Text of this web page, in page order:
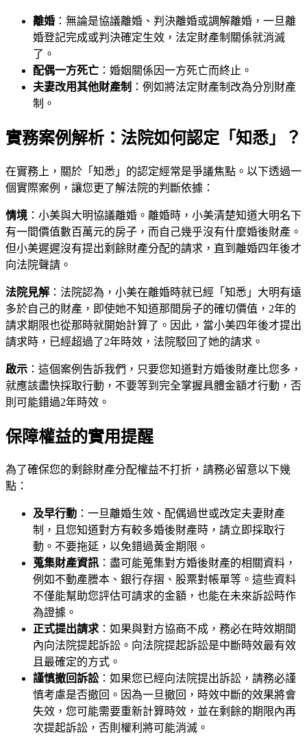
離婚 ：無論是協議離婚、判決離婚或調解離婚，一旦離
婚登記完成或判決確定生效，法定財產制關係就消滅
了。
配偶一方死亡 ：婚姻關係因一方死亡而終止。
夫妻改用其他財產制 ：例如將法定財產制改為分別財產
制。
實務案例解析：法院如何認定「知悉」？
在實務上，關於「知悉」的認定經常是爭議焦點。以下透過一
個實際案例，讓您更了解法院的判斷依據：
情境 ：小美與大明協議離婚。離婚時，小美清楚知道大明名下
有一間價值數百萬元的房子，而自己幾乎沒有什麼婚後財產。
但小美遲遲沒有提出剩餘財產分配的請求，直到離婚四年後才
向法院聲請。
法院見解 ：法院認為，小美在離婚時就已經「知悉」大明有遠
多於自己的財產，即使她不知道那間房子的確切價值，2年的
請求期限也從那時就開始計算了。因此，當小美四年後才提出
請求時，已經超過了2年時效，法院駁回了她的請求。
啟示 ：這個案例告訴我們，只要您知道對方婚後財產比您多，
就應該盡快採取行動，不要等到完全掌握具體金額才行動，否
則可能錯過2年時效。
保障權益的實用提醒
為了確保您的剩餘財產分配權益不打折，請務必留意以下幾
點：
及早行動 ：一旦離婚生效、配偶過世或改定夫妻財產
制，且您知道對方有較多婚後財產時，請立即採取行
動。不要拖延，以免錯過黃金期限。
蒐集財產資訊 ：盡可能蒐集對方婚後財產的相關資料，
例如不動產謄本、銀行存摺、股票對帳單等。這些資料
不僅能幫助您評估可請求的金額，也能在未來訴訟時作
為證據。
正式提出請求：如果與對方協商不成，務必在時效期間
內向法院提起訴訟。向法院提起訴訟是中斷時效最有效
且最確定的方式。
謹慎撤回訴訟：如果您已經向法院提出訴訟，請務必謹
慎考慮是否撤回。因為一旦撤回，時效中斷的效果將會
失效，您可能需要重新計算時效，並在剩餘的期限內再
次提起訴訟，否則權利將可能消滅。